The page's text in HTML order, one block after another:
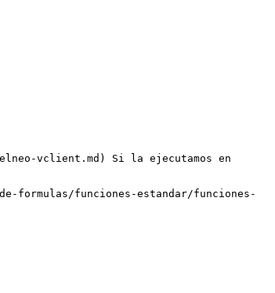
vclient.md) Si la ejecutamos en
formulas/funciones-estandar/funciones-